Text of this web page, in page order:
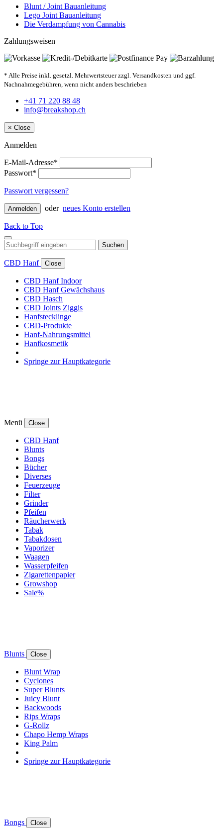
Blunt / Joint Bauanleitung
Lego Joint Bauanleitung
Die Verdampfung von Cannabis
Zahlungsweisen
* Alle Preise inkl. gesetzl. Mehrwertsteuer zzgl. Versandkosten und ggf.
Nachnahmegebühren, wenn nicht anders beschrieben
+41 71 220 88 48
info@breakshop.ch
× Close
Anmelden
E-Mail-Adresse*
Passwort*
Passwort vergessen?
Anmelden oder neues Konto erstellen
Back to Top
Suchen
CBD Hanf Close
CBD Hanf Indoor
CBD Hanf Gewächshaus
CBD Hasch
CBD Joints Ziggis
Hanfstecklinge
CBD-Produkte
Hanf-Nahrungsmittel
Hanfkosmetik
Springe zur Hauptkategorie
Menü Close
CBD Hanf
Blunts
Bongs
Bücher
Diverses
Feuerzeuge
Filter
Grinder
Pfeifen
Räucherwerk
Tabak
Tabakdosen
Vaporizer
Waagen
Wasserpfeifen
Zigarettenpapier
Growshop
Sale%
Blunts Close
Blunt Wrap
Cyclones
Super Blunts
Juicy Blunt
Backwoods
Rips Wraps
G-Rollz
Chapo Hemp Wraps
King Palm
Springe zur Hauptkategorie
Bongs Close